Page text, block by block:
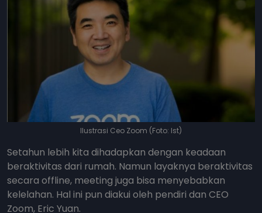
Ilustrasi Ceo Zoom (Foto: Ist)
Setahun lebih kita dihadapkan dengan keadaan
beraktivitas dari rumah. Namun layaknya beraktivitas
secara offline, meeting juga bisa menyebabkan
kelelahan. Hal ini pun diakui oleh pendiri dan CEO
Zoom, Eric Yuan.